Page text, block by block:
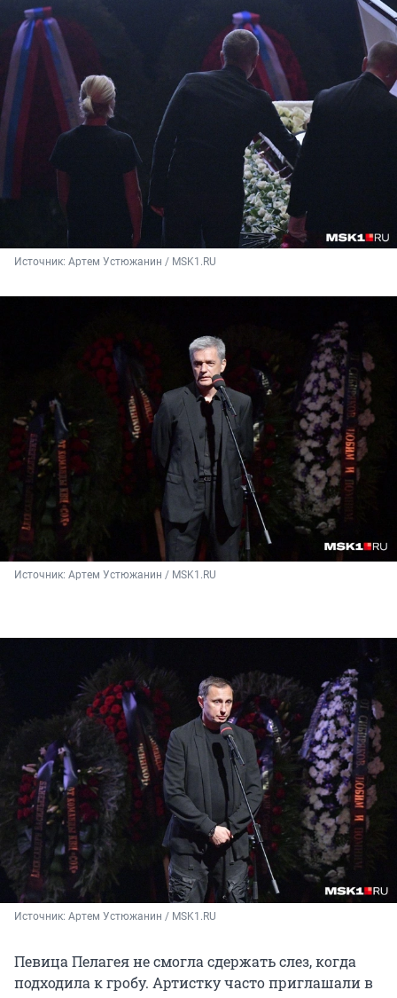
Источник: Артем Устюжанин / MSK1.RU
Источник: Артем Устюжанин / MSK1.RU
Источник: Артем Устюжанин / MSK1.RU
Певица Пелагея не смогла сдержать слез, когда
подходила к гробу. Артистку часто приглашали в